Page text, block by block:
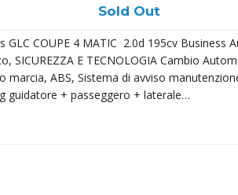
Sold Out
GLC COUPE 4 MATIC 2.0d 195cv Business
SICUREZZA E TECNOLOGIA Cambio
marcia, ABS, Sistema di avviso
guidatore + passeggero + laterale…